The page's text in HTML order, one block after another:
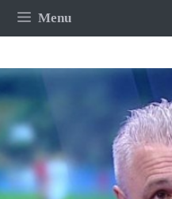
Sari
Menu